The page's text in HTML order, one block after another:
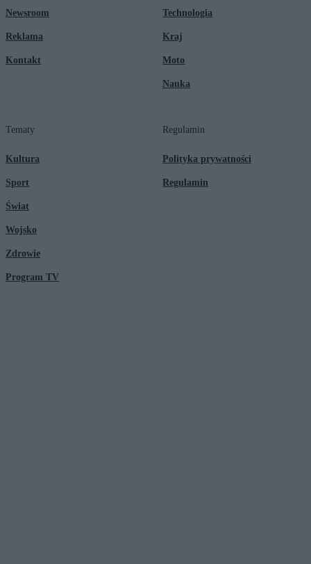
Newsroom
Reklama
Kontakt
Technologia
Kraj
Moto
Nauka
Tematy
Kultura
Sport
Świat
Wojsko
Zdrowie
Program TV
Regulamin
Polityka prywatności
Regulamin